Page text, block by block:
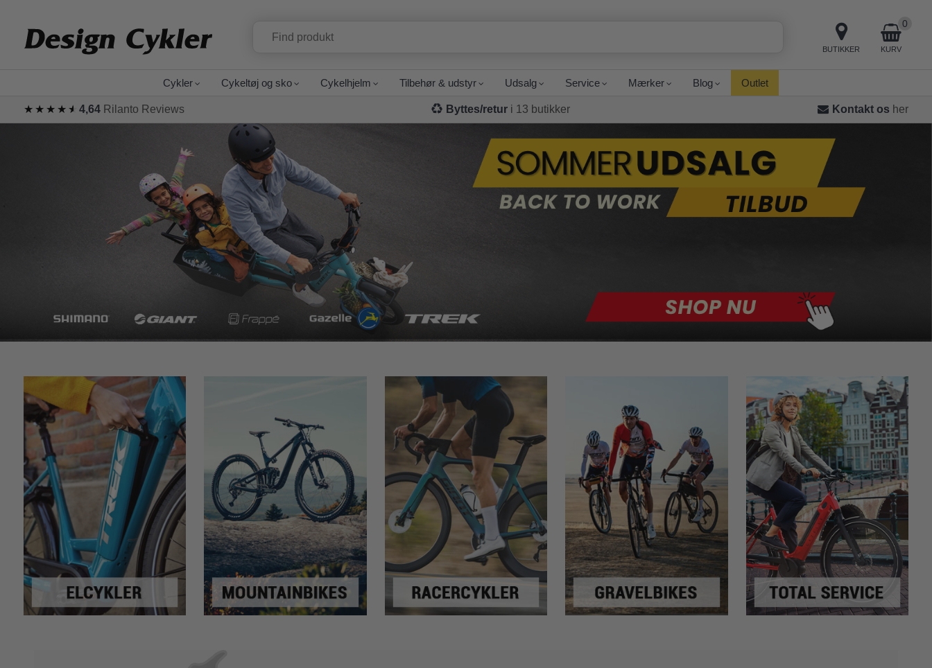
BUTIKKER KURV
0
Cykler Cykeltøj og sko Cykelhjelm Tilbehør & udstyr Udsalg Service Mærker Blog Outlet
★★★★★
★★★★★ 4,64Rilanto Reviews Byttes/retur i 13 butikker Kontakt os her